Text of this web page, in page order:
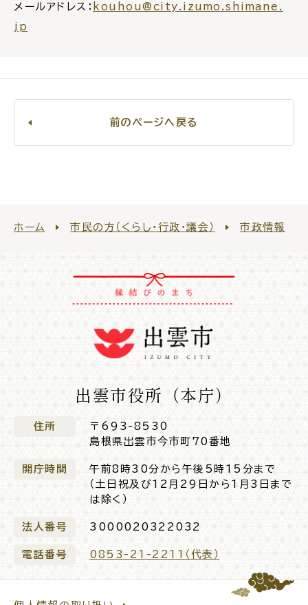
ライフライン 公共交通
ごみ出し
おたすけア
プリ
各種申請書・
ウンロード
メールアドレス： kouhou@city.izumo.shimane.
jp
前のページへ戻る
ホーム 市民の方（くらし・行政・議会） 市政情報
出雲市役所（本庁）
住所
〒693-8530
島根県出雲市今市町70番地
開庁時間
午前8時30分から午後5時15分まで
（土日祝及び12月29日から1月3日まで
は除く）
法人番号 3000020322032
電話番号 0853-21-2211（代表）